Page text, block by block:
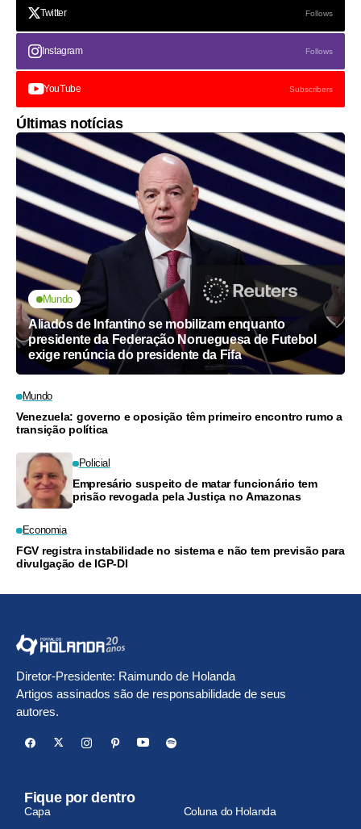
Twitter Follows
Instagram Follows
YouTube Subscribers
Últimas notícias
Mundo
Aliados de Infantino se mobilizam enquanto
presidente da Federação Norueguesa de Futebol
exige renúncia do presidente da Fifa
Mundo
Venezuela: governo e oposição têm primeiro encontro rumo a
transição política
Policial
Empresário suspeito de matar funcionário tem
prisão revogada pela Justiça no Amazonas
Economia
FGV registra instabilidade no sistema e não tem previsão para
divulgação de IGP-DI
Diretor-Presidente: Raimundo de Holanda
Artigos assinados são de responsabilidade de seus
autores.
Fique por dentro
Capa
Coluna do Holanda